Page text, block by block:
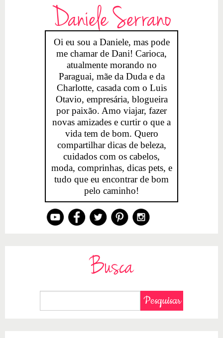
Daniele Serrano
Oi eu sou a Daniele, mas pode
me chamar de Dani! Carioca,
atualmente morando no
Paraguai, mãe da Duda e da
Charlotte, casada com o Luis
Otavio, empresária, blogueira
por paixão. Amo viajar, fazer
novas amizades e curtir o que a
vida tem de bom. Quero
compartilhar dicas de beleza,
cuidados com os cabelos,
moda, comprinhas, dicas pets, e
tudo que eu encontrar de bom
pelo caminho!
Busca